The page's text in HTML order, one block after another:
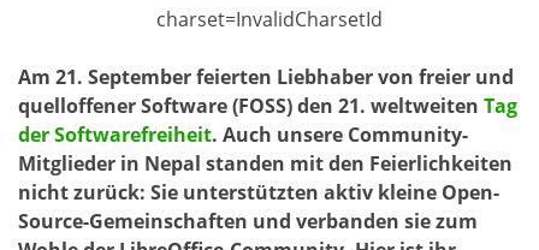
charset=InvalidCharsetId
Am 21. September feierten Liebhaber von freier und
quelloffener Software (FOSS) den 21. weltweiten Tag
der Softwarefreiheit. Auch unsere Community-
Mitglieder in Nepal standen mit den Feierlichkeiten
nicht zurück: Sie unterstützten aktiv kleine Open-
Source-Gemeinschaften und verbanden sie zum